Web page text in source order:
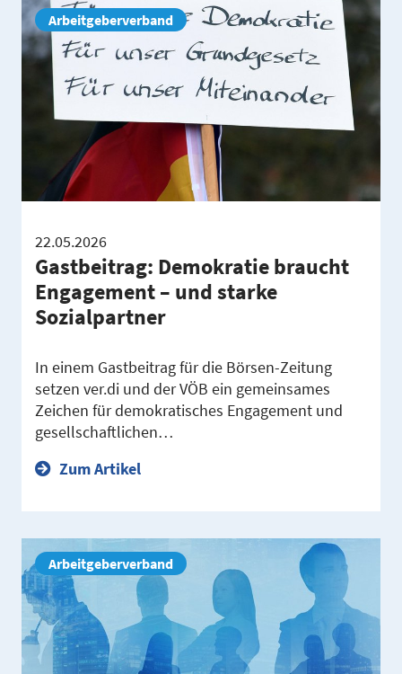
Arbeitgeberverband
22.05.2026
Gastbeitrag: Demokratie braucht
Engagement – und starke
Sozialpartner
In einem Gastbeitrag für die Börsen-Zeitung
setzen ver.di und der VÖB ein gemeinsames
Zeichen für demokratisches Engagement und
gesellschaftlichen…
Zum Artikel
Arbeitgeberverband